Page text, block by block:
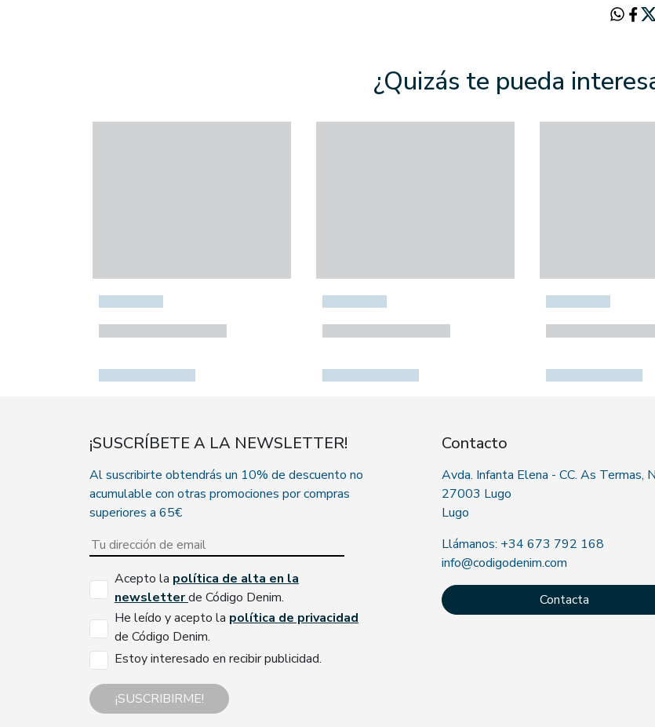
¿Quizás te pueda
¡SUSCRÍBETE A LA NEWSLETTER!
Al suscribirte obtendrás un 10% de descuento no
acumulable con otras promociones por compras
superiores a 65€
Acepto la política de alta en la
newsletterde Código Denim.
He leído y acepto la política de privacidad
de Código Denim.
Estoy interesado en recibir publicidad.
¡SUSCRIBIRME!
Contacto
Avda. Infanta Elena - CC. As Termas,
27003 Lugo
Lugo
Llámanos: +34 673 792 168
info@codigodenim.com
Contacta